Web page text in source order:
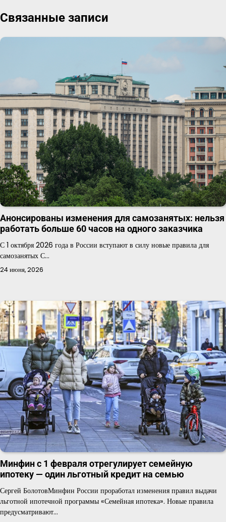
записям
Связанные записи
Анонсированы изменения для самозанятых: нельзя
работать больше 60 часов на одного заказчика
С 1 октября 2026 года в России вступают в силу новые правила для
самозанятых С…
24 июня, 2026
Минфин с 1 февраля отрегулирует семейную
ипотеку — один льготный кредит на семью
Сергей БолотовМинфин России проработал изменения правил выдачи
льготной ипотечной программы «Семейная ипотека». Новые правила
предусматривают…